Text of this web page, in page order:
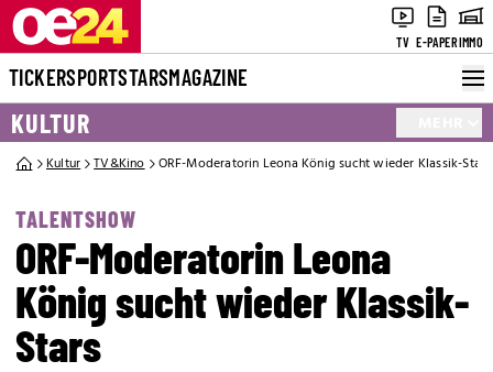
TV E-PAPERIMMO
TICKERSPORTSTARSMAGAZINE
KULTUR
Kultur TV&Kino ORF-Moderatorin Leona König sucht wieder Klassik-Stars
TALENTSHOW
ORF-Moderatorin Leona
König sucht wieder Klassik-
Stars